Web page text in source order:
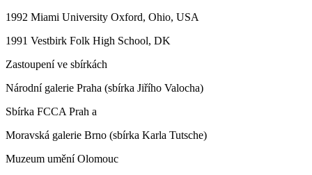
1992 Miami University Oxford, Ohio, USA
1991 Vestbirk Folk High School, DK
Zastoupení ve sbírkách
Národní galerie Praha (sbírka Jiřího Valocha)
Sbírka FCCA Prah a
Moravská galerie Brno (sbírka Karla Tutsche)
Muzeum umění Olomouc